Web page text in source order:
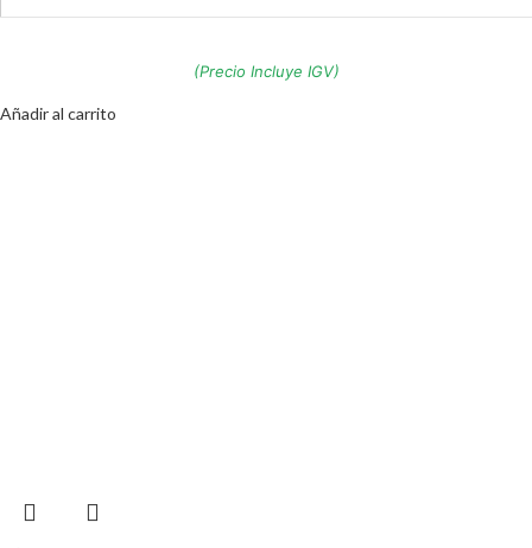
(Precio Incluye IGV)
Añadir al carrito